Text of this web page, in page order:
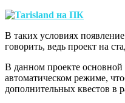
В таких условиях
говорить, ведь проект на
В данном проекте основной
автоматическом режиме,
дополнительных квестов в